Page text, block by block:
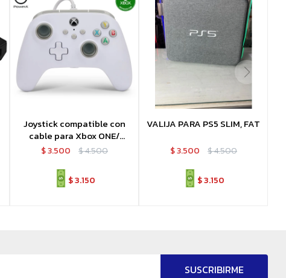
Joystick compatible con
cable para Xbox ONE/
Series
$3.500 $4.500
$3.150
VALIJA PARA PS5 SLIM, FAT
$3.500 $4.500
$3.150
SUSCRIBIRME